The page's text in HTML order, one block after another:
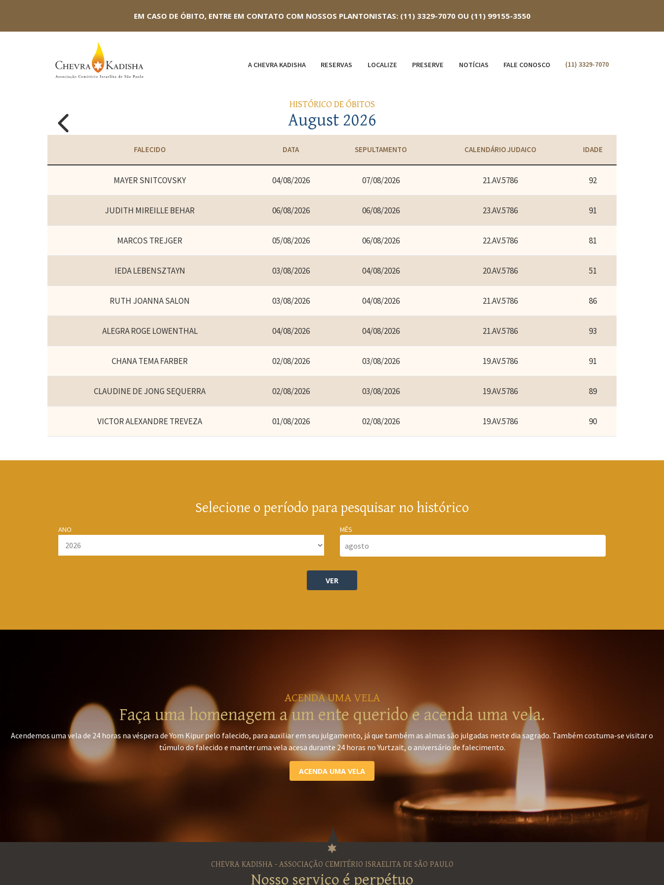
EM CASO DE ÓBITO, ENTRE EM CONTATO COM NOSSOS PLANTONISTAS: (11) 3329-7070 OU (11) 99155-3550
A CHEVRA KADISHA RESERVAS LOCALIZE PRESERVE NOTÍCIAS FALE CONOSCO (11) 3329-7070

HISTÓRICO DE ÓBITOS
August 2026
FALECIDO DATA SEPULTAMENTO CALENDÁRIO JUDAICO IDADE
MAYER SNITCOVSKY 04/08/2026 07/08/2026 21.AV.5786 92
JUDITH MIREILLE BEHAR 06/08/2026 06/08/2026 23.AV.5786 91
MARCOS TREJGER 05/08/2026 06/08/2026 22.AV.5786 81
IEDA LEBENSZTAYN 03/08/2026 04/08/2026 20.AV.5786 51
RUTH JOANNA SALON 03/08/2026 04/08/2026 21.AV.5786 86
ALEGRA ROGE LOWENTHAL 04/08/2026 04/08/2026 21.AV.5786 93
CHANA TEMA FARBER 02/08/2026 03/08/2026 19.AV.5786 91
CLAUDINE DE JONG SEQUERRA 02/08/2026 03/08/2026 19.AV.5786 89
VICTOR ALEXANDRE TREVEZA 01/08/2026 02/08/2026 19.AV.5786 90
Selecione o período para pesquisar no histórico
ANO MÊS
VER
ACENDA UMA VELA
Faça uma homenagem a um ente querido e acenda uma vela.
Acendemos uma vela de 24 horas na véspera de Yom Kipur pelo falecido, para auxiliar em seu julgamento, já que também as almas são julgadas neste dia sagrado. Também costuma-se visitar o
túmulo do falecido e manter uma vela acesa durante 24 horas no Yurtzait, o aniversário de falecimento.
ACENDA UMA VELA
CHEVRA KADISHA - ASSOCIAÇÃO CEMITÉRIO ISRAELITA DE SÃO PAULO
Nosso serviço é perpétuo